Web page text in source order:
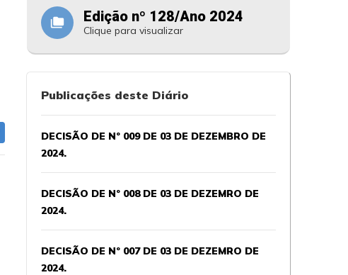
folder_copy Edição nº 128/Ano 2024
Clique para visualizar
Publicações deste Diário
DECISÃO DE Nº 009 DE 03 DE DEZEMBRO DE
2024.
DECISÃO DE Nº 008 DE 03 DE DEZEMRO DE
2024.
DECISÃO DE Nº 007 DE 03 DE DEZEMRO DE
2024.